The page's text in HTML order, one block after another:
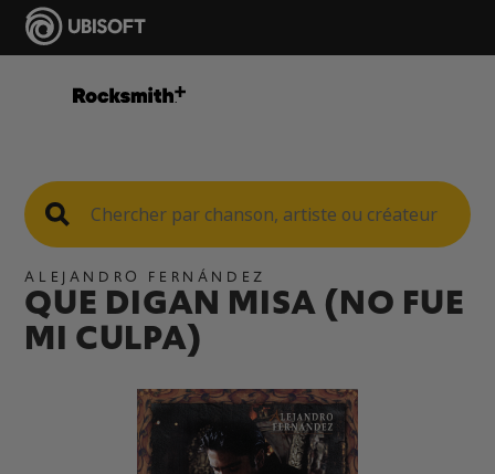
ALEJANDRO FERNÁNDEZ
QUE DIGAN MISA (NO FUE
MI CULPA)